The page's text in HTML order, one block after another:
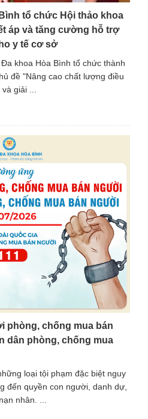
tổ chức Hội thảo khoa
áp và tăng cường hỗ trợ
y tế cơ sở
khoa Hòa Bình tổ chức thành
đề "Nâng cao chất lượng điều
giải ...
phòng, chống mua bán
dân phòng, chống mua
loại tội phạm đặc biệt nguy
đến quyền con người, danh dự,
nhân. ...